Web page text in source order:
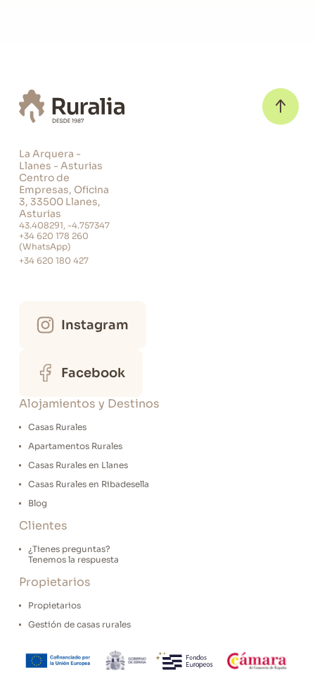
La Arquera -
Llanes - Asturias
Centro de
Empresas, Oficina
3, 33500 Llanes,
Asturias
43.408291, -4.757347
+34 620 178 260
(WhatsApp)
+34 620 180 427
Instagram
Facebook
Alojamientos y Destinos
Casas Rurales
Apartamentos Rurales
Casas Rurales en Llanes
Casas Rurales en Ribadesella
Blog
Clientes
¿Tienes preguntas?
Tenemos la respuesta
Propietarios
Propietarios
Gestión de casas rurales